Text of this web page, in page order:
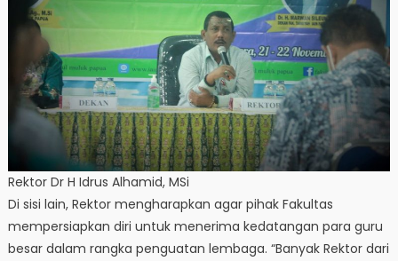
Rektor Dr H Idrus Alhamid, MSi
Di sisi lain, Rektor mengharapkan agar pihak Fakultas
mempersiapkan diri untuk menerima kedatangan para guru
besar dalam rangka penguatan lembaga. “Banyak Rektor dari